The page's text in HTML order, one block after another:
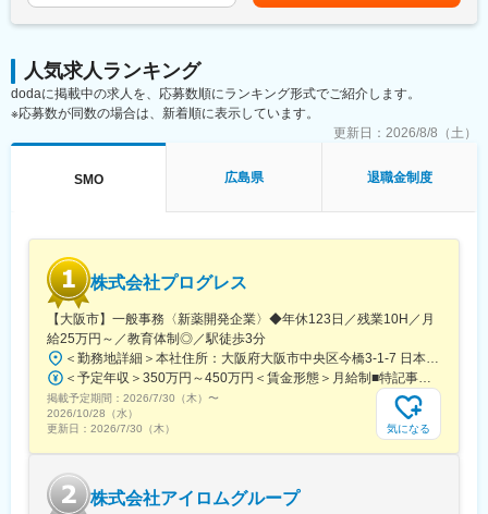
・治験の進捗状況の確認や患者様対応の予定などを、院内の治験
事務局に共有
・来院された患者様の診察や検査に同席し、治験が手順通りに行
われているか、患者様の状態変化が無いかを確認します。
・患者様の報告書作成
・医師との打ち合わせ
■基礎研修が充実：
入社後1か月は研修期間となります。ビジネスマナーやPCスキル
研修が入社後研修としてあり、PC慣れしていない方も安心してご
入社いただけます。
■配属後も丁寧なフォロー：
現場配属後は、OJTで独り立ちまでサポートその後も定期的なフ
ォローアップ研修や、専門性を高める継続研修、階層別研修など
様々な研修をご用意しています。
・スーパーフレックスタイム制を導入しており、社員自身が業務
のスケジュールに合わせて始業、就業時間を決めることができま
合あり（10月）■時間外・休日出勤手当等の割増賃金は別途支給
賃金はあくまでも目安の金額であり、選考を通じて上下する可能
人気求人ランキング
dodaに掲載中の求人を、応募数順にランキング形式でご紹介します。
※応募数が同数の場合は、新着順に表示しています。
更新日： 2026/8/8（土）
SMO 広島県 退職金制度
株式会社プログレス
【大阪市】一般事務〈新薬開発企業〉◆年休123日／残業10H／月
給25万円～／教育体制◎／駅徒歩3分
＜勤務地詳細＞本社住所：大阪府大阪市中央区今橋3-1-7 日本生命今橋ビル受動喫煙対策：屋内全面禁煙変更の範囲：無
＜予定年収＞350万円～450万円＜賃金形態＞月給制■特記事項なし＜賃金内訳＞月額（基本給）：232,000円～260,000円固定残業手当/月：18,000円～20,000円（固定残業時間10時間0分/月）超過した時間外労働の残業手当は追加支給＜月給＞250,000円～280,000円（一律手当を含む）＜昇給有無＞有＜残業手当＞有＜給与補足＞■賞与（年4回）：初年度0.7か月分、2年目以降1.4か月（変動有）■昇給（年1回以上）＊通勤手当（全額）＊住宅手当＊習い事支援手当 （社員が契約した習い事を上限7,000円として80％を支給）＊医療費補助手当 （社員とその両親の保険診療の医療費の自己負担額の50％を支給）賃金はあくまでも目安の金額であり、選考を通じて上下する可能性があります。月給(月額)は固定手当を含めた表記です。
掲載予定期間： 2026/7/30（木） 〜
2026/10/28（水）
更新日： 2026/7/30（木） 気になる
株式会社アイロムグループ